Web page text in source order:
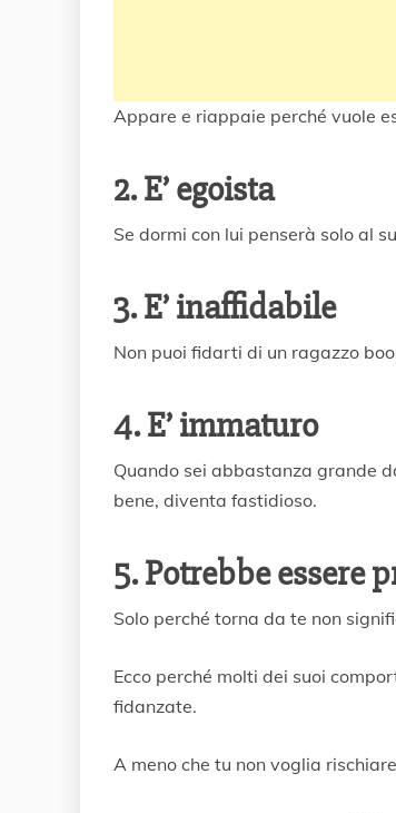
Appare e riappaie perché vuole
2. E’ egoista
Se dormi con lui penserà solo al
3. E’ inaffidabile
Non puoi fidarti di un ragazzo
4. E’ immaturo
Quando sei abbastanza grande
bene, diventa fastidioso.
5. Potrebbe essere
Solo perché torna da te non
Ecco perché molti dei suoi
fidanzate.
A meno che tu non voglia